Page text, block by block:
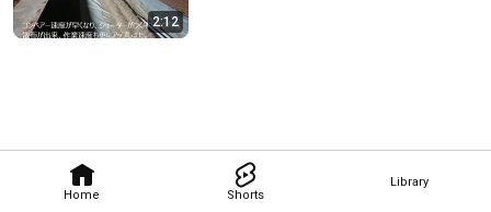
Home Shorts
Library
2:12